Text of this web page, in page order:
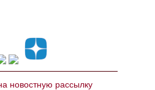
новостную рассылку